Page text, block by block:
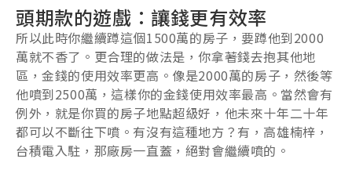
頭期款的遊戲：讓錢更有效率
所以此時你繼續蹲這個1500萬的房子，要蹲他到2000
萬就不香了。更合理的做法是，你拿著錢去抱其他地
區，金錢的使用效率更高。像是2000萬的房子，然後等
他噴到2500萬，這樣你的金錢使用效率最高。當然會有
例外，就是你買的房子地點超級好，他未來十年二十年
都可以不斷往下噴。有沒有這種地方？有，高雄楠梓，
台積電入駐，那廠房一直蓋，絕對會繼續噴的。